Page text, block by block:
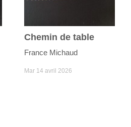
Chemin de table
France Michaud
Mar 14 avril 2026